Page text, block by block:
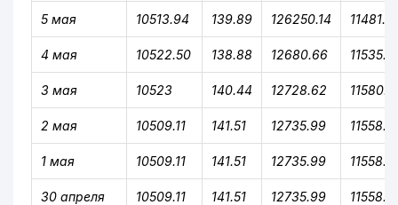
5 мая 10513.94 139.89 126250.14 11481.11
4 мая 10522.50 138.88 12680.66
3 мая 10523 140.44 12728.62
2 мая 10509.11 141.51 12735.99
1 мая 10509.11 141.51 12735.99
30 апреля 10509.11 141.51 12735.99